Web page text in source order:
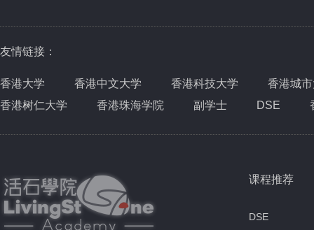
友情链接：
香港大学 香港中文大学 香港科技大学
香港城
香港树仁大学
香港珠海学院 副学士 DSE
课程推荐
DSE